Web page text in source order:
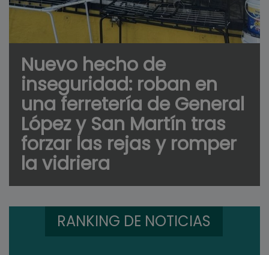
Nuevo hecho de
inseguridad: roban en
una ferretería de General
López y San Martín tras
forzar las rejas y romper
la vidriera
RANKING DE NOTICIAS